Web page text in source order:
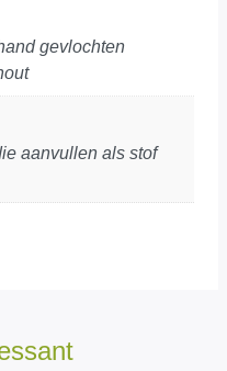
gevlochten
aanvullen als stof